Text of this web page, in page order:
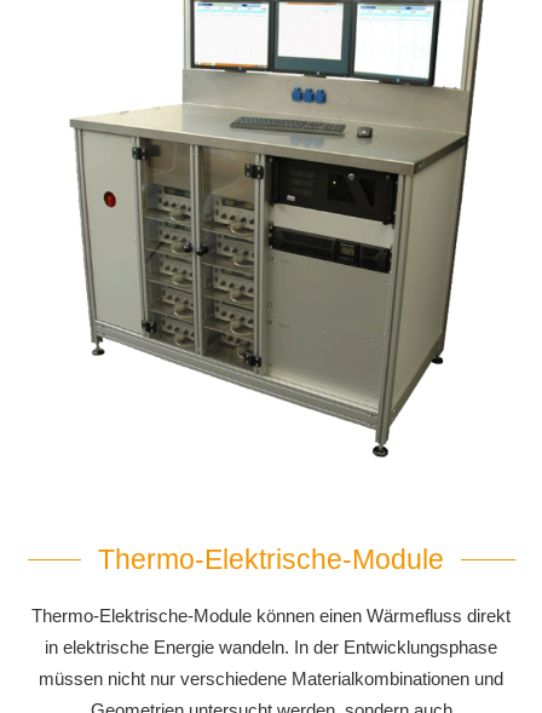
Thermo-Elektrische-Module
Thermo-Elektrische-Module können einen Wärmefluss direkt
in elektrische Energie wandeln. In der Entwicklungsphase
müssen nicht nur verschiedene Materialkombinationen und